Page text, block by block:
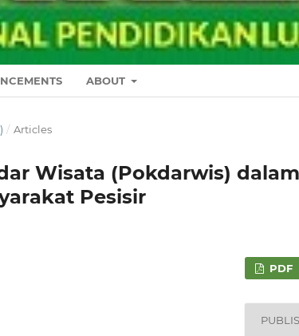
ABOUT
/ Articles
Wisata (Pokdarwis) dalam
Pesisir
PDF